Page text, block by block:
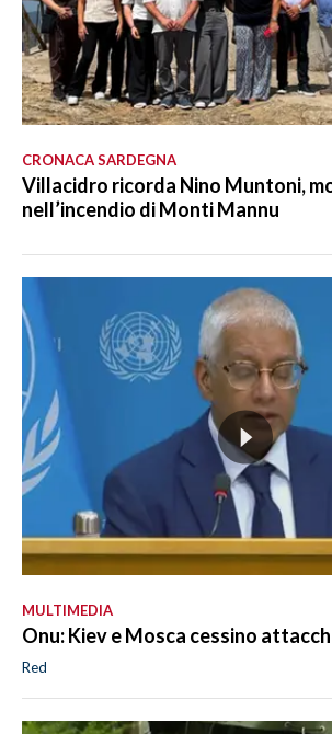
CRONACA SARDEGNA
Villacidro ricorda Nino Muntoni,
nell’incendio di Monti Mannu
MULTIMEDIA
Onu: Kiev e Mosca cessino
Red